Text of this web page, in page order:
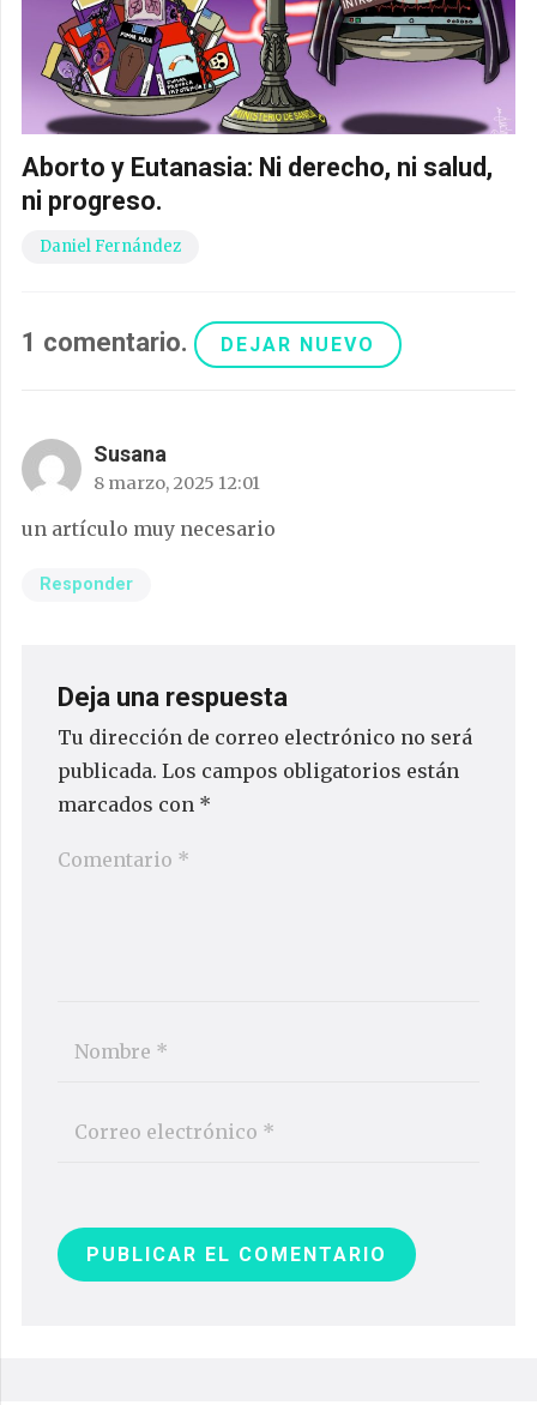
Aborto y Eutanasia: Ni derecho, ni salud,
ni progreso.
Daniel Fernández
1 comentario. DEJAR NUEVO
Susana
8 marzo, 2025 12:01
un artículo muy necesario
Responder
Deja una respuesta
Tu dirección de correo electrónico no será
publicada. Los campos obligatorios están
marcados con *
PUBLICAR EL COMENTARIO